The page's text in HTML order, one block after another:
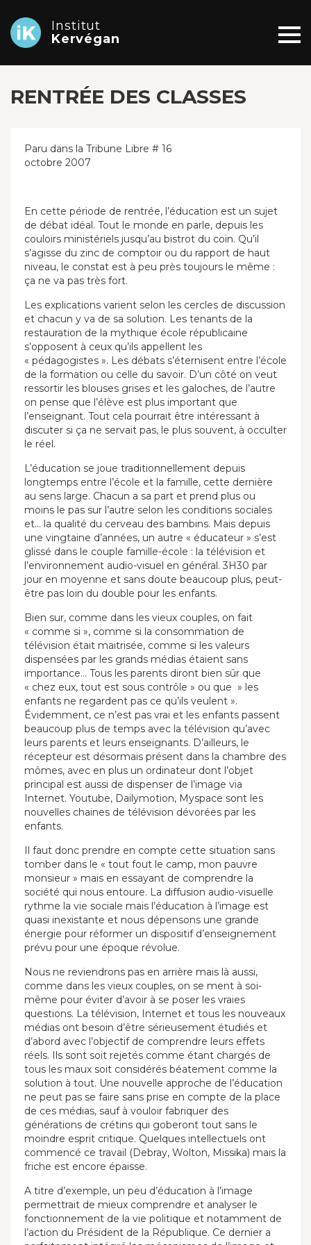
Institut
Kervégan
RENTRÉE DES CLASSES
Paru dans la Tribune Libre # 16
octobre 2007
En cette période de rentrée, l’éducation est un sujet
de débat idéal. Tout le monde en parle, depuis les
couloirs ministériels jusqu’au bistrot du coin. Qu’il
s’agisse du zinc de comptoir ou du rapport de haut
niveau, le constat est à peu près toujours le même :
ça ne va pas très fort.
Les explications varient selon les cercles de discussion
et chacun y va de sa solution. Les tenants de la
restauration de la mythique école républicaine
s’opposent à ceux qu’ils appellent les
« pédagogistes ». Les débats s’éternisent entre l’école
de la formation ou celle du savoir. D’un côté on veut
ressortir les blouses grises et les galoches, de l’autre
on pense que l’élève est plus important que
l’enseignant. Tout cela pourrait être intéressant à
discuter si ça ne servait pas, le plus souvent, à occulter
le réel.
L’éducation se joue traditionnellement depuis
longtemps entre l’école et la famille, cette dernière
au sens large. Chacun a sa part et prend plus ou
moins le pas sur l’autre selon les conditions sociales
et… la qualité du cerveau des bambins. Mais depuis
une vingtaine d’années, un autre « éducateur » s’est
glissé dans le couple famille-école : la télévision et
l’environnement audio-visuel en général. 3H30 par
jour en moyenne et sans doute beaucoup plus, peut-
être pas loin du double pour les enfants.
Bien sur, comme dans les vieux couples, on fait
« comme si », comme si la consommation de
télévision était maitrisée, comme si les valeurs
dispensées par les grands médias étaient sans
importance… Tous les parents diront bien sûr que
« chez eux, tout est sous contrôle » ou que » les
enfants ne regardent pas ce qu’ils veulent ».
Évidemment, ce n’est pas vrai et les enfants passent
beaucoup plus de temps avec la télévision qu’avec
leurs parents et leurs enseignants. D’ailleurs, le
récepteur est désormais présent dans la chambre des
mômes, avec en plus un ordinateur dont l’objet
principal est aussi de dispenser de l’image via
Internet. Youtube, Dailymotion, Myspace sont les
nouvelles chaines de télévision dévorées par les
enfants.
Il faut donc prendre en compte cette situation sans
tomber dans le « tout fout le camp, mon pauvre
monsieur » mais en essayant de comprendre la
société qui nous entoure. La diffusion audio-visuelle
rythme la vie sociale mais l’éducation à l’image est
quasi inexistante et nous dépensons une grande
énergie pour réformer un dispositif d’enseignement
prévu pour une époque révolue.
Nous ne reviendrons pas en arrière mais là aussi,
comme dans les vieux couples, on se ment à soi-
même pour éviter d’avoir à se poser les vraies
questions. La télévision, Internet et tous les nouveaux
médias ont besoin d’être sérieusement étudiés et
d’abord avec l’objectif de comprendre leurs effets
réels. Ils sont soit rejetés comme étant chargés de
tous les maux soit considérés béatement comme la
solution à tout. Une nouvelle approche de l’éducation
ne peut pas se faire sans prise en compte de la place
de ces médias, sauf à vouloir fabriquer des
générations de crétins qui goberont tout sans le
moindre esprit critique. Quelques intellectuels ont
commencé ce travail (Debray, Wolton, Missika) mais la
friche est encore épaisse.
A titre d’exemple, un peu d’éducation à l’image
permettrait de mieux comprendre et analyser le
fonctionnement de la vie politique et notamment de
l’action du Président de la République. Ce dernier a